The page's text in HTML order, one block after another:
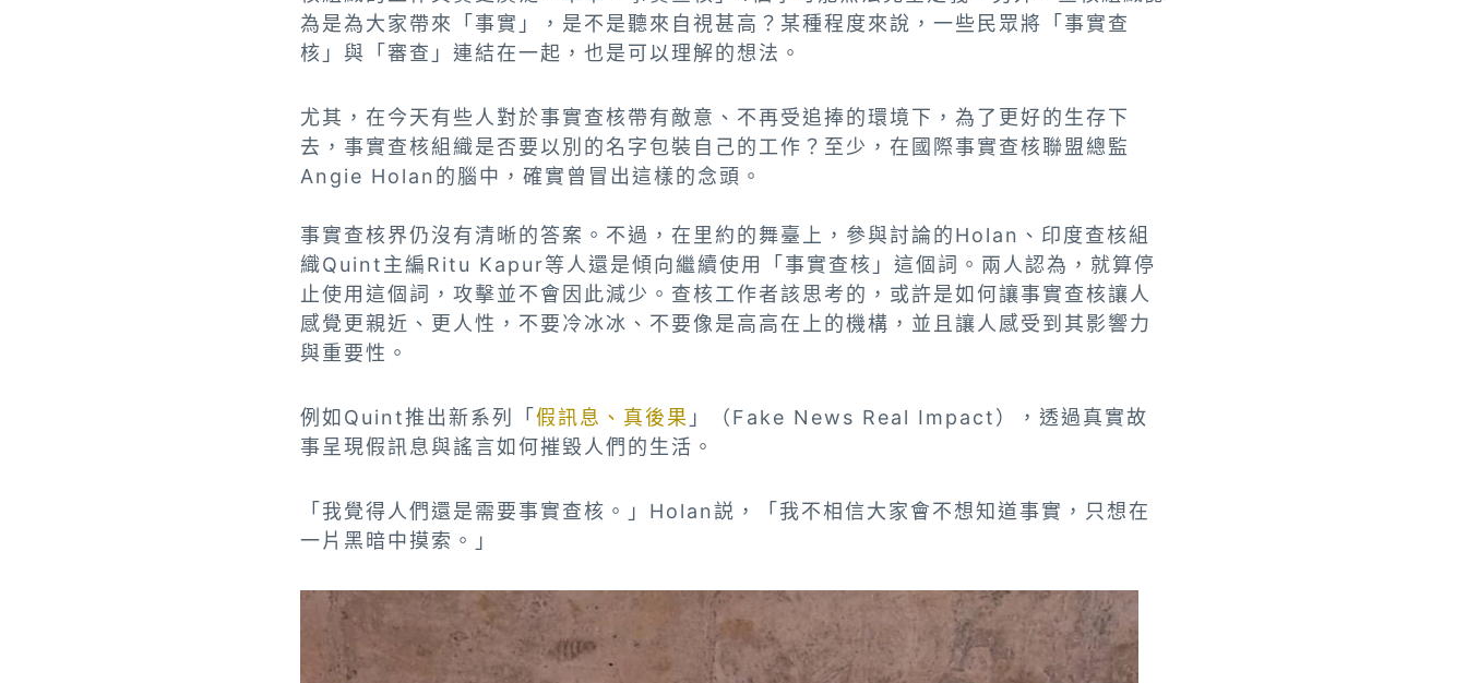
為是為大家帶來「事實」，是不是聽來自視甚高？某種程度來說，一些民眾將「事實查
核」與「審查」連結在一起，也是可以理解的想法。
尤其，在今天有些人對於事實查核帶有敵意、不再受追捧的環境下，為了更好的生存下
去，事實查核組織是否要以別的名字包裝自己的工作？至少，在國際事實查核聯盟總監
Angie Holan的腦中，確實曾冒出這樣的念頭。
事實查核界仍沒有清晰的答案。不過，在里約的舞臺上，參與討論的Holan、印度查核組
織Quint主編Ritu Kapur等人還是傾向繼續使用「事實查核」這個詞。兩人認為，就算停
止使用這個詞，攻擊並不會因此減少。查核工作者該思考的，或許是如何讓事實查核讓人
感覺更親近、更人性，不要冷冰冰、不要像是高高在上的機構，並且讓人感受到其影響力
與重要性。
例如Quint推出新系列「 假訊息、真後果 」（Fake News Real Impact），透過真實故
事呈現假訊息與謠言如何摧毀人們的生活。
「我覺得人們還是需要事實查核。」Holan説，「我不相信大家會不想知道事實，只想在
一片黑暗中摸索。」